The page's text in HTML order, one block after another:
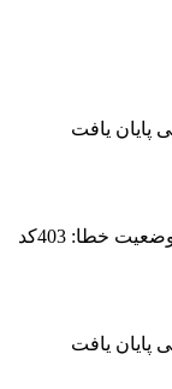
پایان یافت
هنگام ایجاد تراکنش خطا رخ داده است. وضعیت خطا: 403کد
پایان یافت